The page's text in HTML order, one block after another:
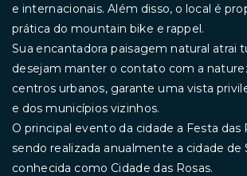
e internacionais. Além disso, o local é
prática do mountain bike e rappel.
Sua encantadora paisagem natural atrai
desejam manter o contato com a
centros urbanos, garante uma vista
e dos municípios vizinhos.
O principal evento da cidade a Festa das
sendo realizada anualmente a cidade de
conhecida como Cidade das Rosas.